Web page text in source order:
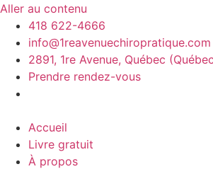
Aller au contenu
418 622-4666
info@1reavenuechiropratique.com
2891, 1re Avenue, Québec
Prendre rendez-vous
Accueil
Livre gratuit
À propos